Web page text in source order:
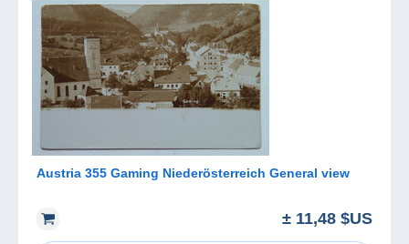
Austria 355 Gaming Niederösterreich General view
± 11,48 $US